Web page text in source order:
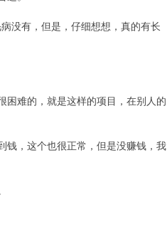
没有，但是，仔细想想，真的有长
困难的，就是这样的项目，在别人的
钱，这个也很正常，但是没赚钱，我